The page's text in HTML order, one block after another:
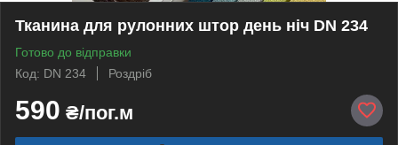
Тканина для рулонних штор день ніч DN 234
Готово до відправки
Код: DN 234
Роздріб
590 ₴/пог.м